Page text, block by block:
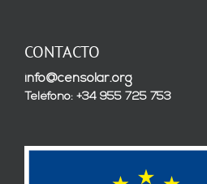
CONTACTO
info@censolar.org
Teléfono: +34 955 725 753